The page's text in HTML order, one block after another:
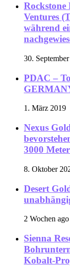
Rockstone
Ventures
während
30.
PDAC –
1. März 2019
Nexus
3000
8. Oktober
Desert
2 Wochen ago
Sienna
Kobalt-